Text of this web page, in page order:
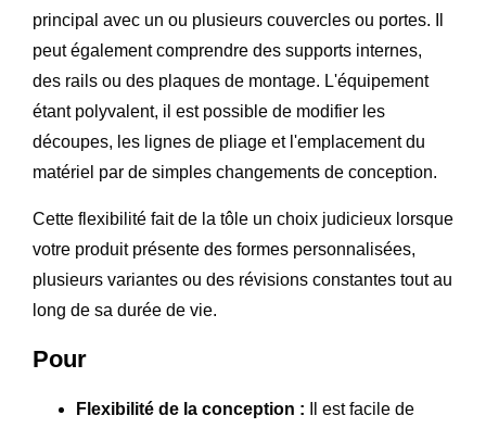
principal avec un ou plusieurs couvercles ou portes. Il
peut également comprendre des supports internes,
des rails ou des plaques de montage. L'équipement
étant polyvalent, il est possible de modifier les
découpes, les lignes de pliage et l'emplacement du
matériel par de simples changements de conception.
Cette flexibilité fait de la tôle un choix judicieux lorsque
votre produit présente des formes personnalisées,
plusieurs variantes ou des révisions constantes tout au
long de sa durée de vie.
Pour
Flexibilité de la conception : Il est facile de